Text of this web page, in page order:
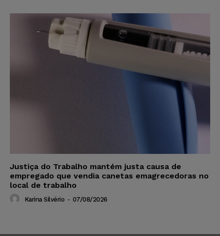
Justiça do Trabalho mantém justa causa de
empregado que vendia canetas emagrecedoras no
local de trabalho
Karina Silvério - 07/08/2026